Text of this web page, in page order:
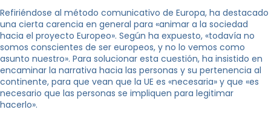
Refiriéndose al método comunicativo de Europa, ha destacado
una cierta carencia en general para «animar a la sociedad
hacia el proyecto Europeo». Según ha expuesto, «todavía no
somos conscientes de ser europeos, y no lo vemos como
asunto nuestro». Para solucionar esta cuestión, ha insistido en
encaminar la narrativa hacia las personas y su pertenencia al
continente, para que vean que la UE es «necesaria» y que «es
necesario que las personas se impliquen para legitimar
hacerlo».